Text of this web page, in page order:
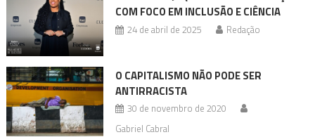
COM FOCO EM INCLUSÃO E CIÊNCIA
24 de abril de 2025 Redação
O CAPITALISMO NÃO PODE SER
ANTIRRACISTA
30 de novembro de 2020
Gabriel Cabral